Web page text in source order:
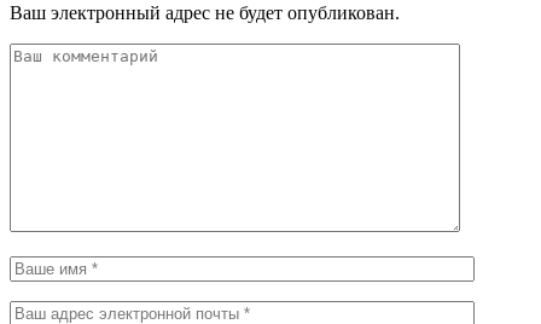
Ваш электронный адрес не будет опубликован.